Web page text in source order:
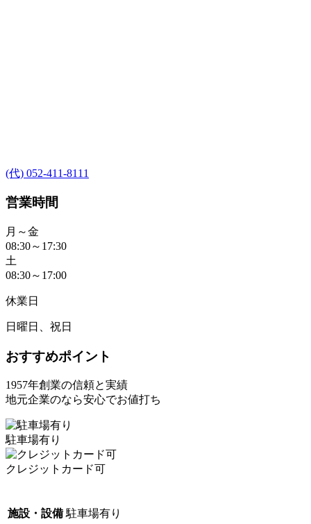
(代) 052-411-8111
営業時間
月～金
08:30～17:30
土
08:30～17:00
休業日
日曜日、祝日
おすすめポイント
1957年創業の信頼と実績
地元企業のなら安心でお値打ち
駐車場有り
クレジットカード可
施設・設備 駐車場有り